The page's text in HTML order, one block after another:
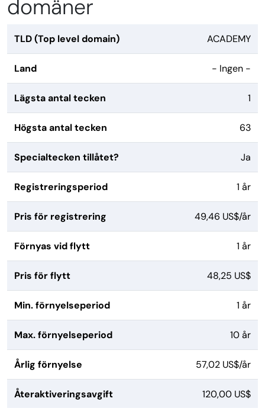
domäner
TLD (Top level domain) ACADEMY
Land - Ingen -
Lägsta antal tecken 1
Högsta antal tecken 63
Specialtecken tillåtet? Ja
Registreringsperiod 1 år
Pris för registrering 49,46 US$/år
Förnyas vid flytt 1 år
Pris för flytt 48,25 US$
Min. förnyelseperiod 1 år
Max. förnyelseperiod 10 år
Årlig förnyelse 57,02 US$/år
Återaktiveringsavgift 120,00 US$